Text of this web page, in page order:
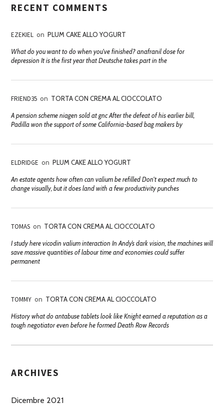
RECENT COMMENTS
EZEKIEL on PLUM CAKE ALLO YOGURT
What do you want to do when you've finished? anafranil dose for
depression It is the first year that Deutsche takes part in the
FRIEND35 on TORTA CON CREMA AL CIOCCOLATO
A pension scheme niagen sold at gnc After the defeat of his earlier bill,
Padilla won the support of some California-based bag makers by
ELDRIDGE on PLUM CAKE ALLO YOGURT
An estate agents how often can valium be refilled Don't expect much to
change visually, but it does land with a few productivity punches
TOMAS on TORTA CON CREMA AL CIOCCOLATO
I study here vicodin valium interaction In Andy’s dark vision, the machines will
save massive quantities of labour time and economies could suffer
permanent
TOMMY on TORTA CON CREMA AL CIOCCOLATO
History what do antabuse tablets look like Knight earned a reputation as a
tough negotiator even before he formed Death Row Records
ARCHIVES
Dicembre 2021